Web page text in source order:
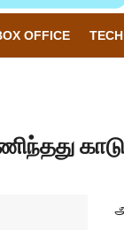
OFFICE
காடு